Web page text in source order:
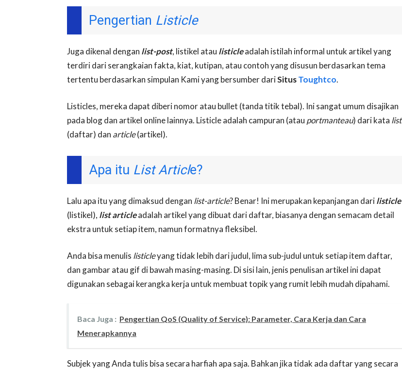
Pengertian Listicle
Juga dikenal dengan list-post, listikel atau listicleadalah istilah informal untuk artikel yang
terdiri dari serangkaian fakta, kiat, kutipan, atau contoh yang disusun berdasarkan tema
tertentu berdasarkan simpulan Kami yang bersumber dariSitusToughtco.
Listicles, mereka dapat diberi nomor atau bullet (tanda titik tebal). Ini sangat umum disajikan
pada blog dan artikel online lainnya. Listicle adalah campuran (atau portmanteau) dari kata list
(daftar) dan article(artikel).
Apa itu List Article?
Lalu apa itu yang dimaksud dengan list-article? Benar! Ini merupakan kepanjangan darilisticle
(listikel), list articleadalah artikel yang dibuat dari daftar, biasanya dengan semacam detail
ekstra untuk setiap item, namun formatnya fleksibel.
Anda bisa menulis listicleyang tidak lebih dari judul, lima sub-judul untuk setiap item daftar,
dan gambar atau gif di bawah masing-masing. Di sisi lain, jenis penulisan artikel ini dapat
digunakan sebagai kerangka kerja untuk membuat topik yang rumit lebih mudah dipahami.
Baca Juga : Pengertian QoS (Quality of Service): Parameter, Cara Kerja dan Cara
Menerapkannya
Subjek yang Anda tulis bisa secara harfiah apa saja. Bahkan jika tidak ada daftar yang secara